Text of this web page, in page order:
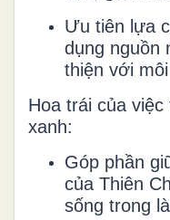
Ưu tiên lựa
dụng nguồn
thiện với
Hoa trái của
xanh:
Góp phần
của Thiên
sống trong